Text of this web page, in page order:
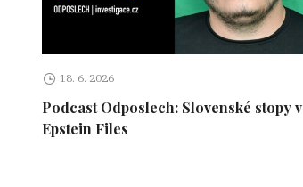
18. 6. 2026
Podcast Odposlech: Slovenské stopy v
Epstein Files